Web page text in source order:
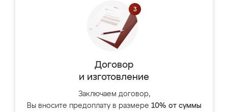
Договор
и изготовление
Заключаем договор,
Вы вносите предоплату в размере 10% от суммы